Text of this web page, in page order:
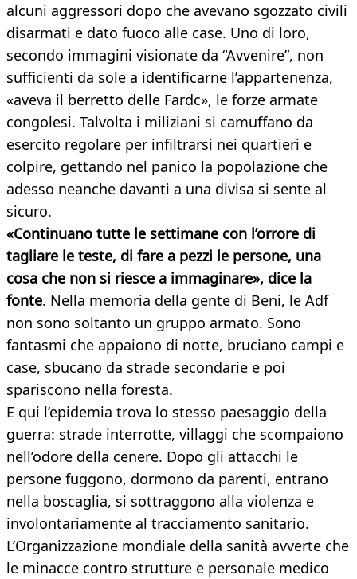
alcuni aggressori dopo che avevano sgozzato civili
disarmati e dato fuoco alle case. Uno di loro,
secondo immagini visionate da “Avvenire”, non
sufficienti da sole a identificarne l’appartenenza,
«aveva il berretto delle Fardc», le forze armate
congolesi. Talvolta i miliziani si camuffano da
esercito regolare per infiltrarsi nei quartieri e
colpire, gettando nel panico la popolazione che
adesso neanche davanti a una divisa si sente al
sicuro.
«Continuano tutte le settimane con l’orrore di
tagliare le teste, di fare a pezzi le persone, una
cosa che non si riesce a immaginare», dice la
fonte. Nella memoria della gente di Beni, le Adf
non sono soltanto un gruppo armato. Sono
fantasmi che appaiono di notte, bruciano campi e
case, sbucano da strade secondarie e poi
spariscono nella foresta.
E qui l’epidemia trova lo stesso paesaggio della
guerra: strade interrotte, villaggi che scompaiono
nell’odore della cenere. Dopo gli attacchi le
persone fuggono, dormono da parenti, entrano
nella boscaglia, si sottraggono alla violenza e
involontariamente al tracciamento sanitario.
L’Organizzazione mondiale della sanità avverte che
le minacce contro strutture e personale medico